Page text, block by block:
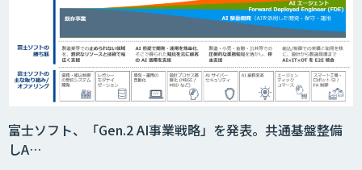
RAG Ready Converter
m2view
富士ソフト、「Gen.2 AI事業戦略」を発表。共通基盤整備
しA…